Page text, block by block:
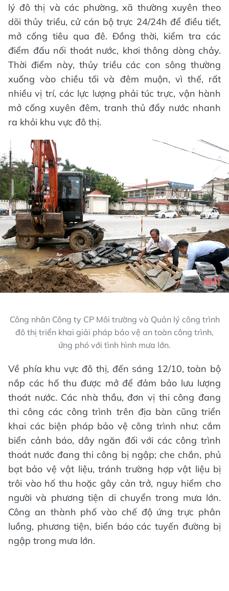
lý đô thị và các phường, xã thường xuyên theo
dõi thủy triều, cử cán bộ trực 24/24h để điều tiết,
mở cống tiêu qua đê. Đồng thời, kiểm tra các
điểm đấu nối thoát nước, khơi thông dòng chảy.
Thời điểm này, thủy triều các con sông thường
xuống vào chiều tối và đêm muộn, vì thế, rất
nhiều vị trí, các lực lượng phải túc trực, vận hành
mở cống xuyên đêm, tranh thủ đẩy nước nhanh
ra khỏi khu vực đô thị.
Công nhân Công ty CP Môi trường và Quản lý công trình
đô thị triển khai giải pháp bảo vệ an toàn công trình,
ứng phó với tình hình mưa lớn.
Về phía khu vực đô thị, đến sáng 12/10, toàn bộ
nắp các hố thu được mở để đảm bảo lưu lượng
thoát nước. Các nhà thầu, đơn vị thi công đang
thi công các công trình trên địa bàn cũng triển
khai các biện pháp bảo vệ công trình như: cắm
biển cảnh báo, dây ngăn đối với các công trình
thoát nước đang thi công bị ngập; che chắn, phủ
bạt bảo vệ vật liệu, tránh trường hợp vật liệu bị
trôi vào hố thu hoặc gây cản trở, nguy hiểm cho
người và phương tiện di chuyển trong mưa lớn.
Công an thành phố vào chế độ ứng trực phân
luồng, phương tiện, biển báo các tuyến đường bị
ngập trong mưa lớn.